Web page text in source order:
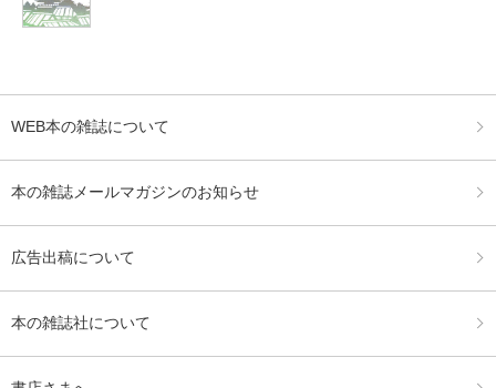
WEB本の雑誌について
本の雑誌メールマガジンのお知らせ
広告出稿について
本の雑誌社について